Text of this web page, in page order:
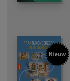
Nieuw